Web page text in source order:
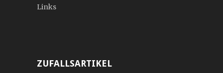
Links
ZUFALLSARTIKEL